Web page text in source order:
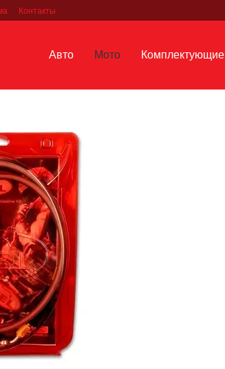
Контакты
Авто Мото Комплектующие